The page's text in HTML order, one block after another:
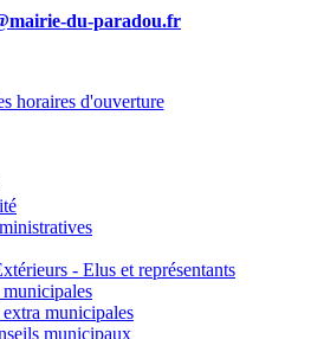
du-paradou.fr
horaires d'ouverture
- Elus et représentants
municipales
municipaux